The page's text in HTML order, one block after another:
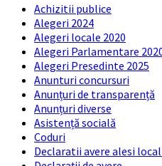
Achizitii publice
Alegeri 2024
Alegeri locale 2020
Alegeri Parlamentare
Alegeri Presedinte 2025
Anunturi concursuri
Anunțuri de transparență
Anunțuri diverse
Asistență socială
Coduri
Declaratii avere alesi